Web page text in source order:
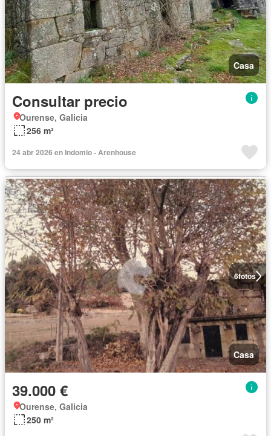
Casa
Consultar precio
Ourense, Galicia
256 m²
24 abr 2026 en Indomio - Arenhouse
6fotos
Casa
39.000 €
Ourense, Galicia
250 m²